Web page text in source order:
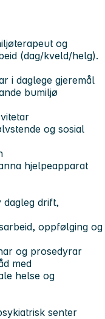
og
(dag/kveld/helg).
i daglege gjeremål
bumiljø
og sosial
hjelpeapparat
dagleg drift,
oppfølging og
og prosedyrar
med
helse og
senter